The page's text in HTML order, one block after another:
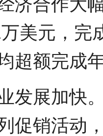
济合作大
美元，完
超额完成
发展加快
促销活动